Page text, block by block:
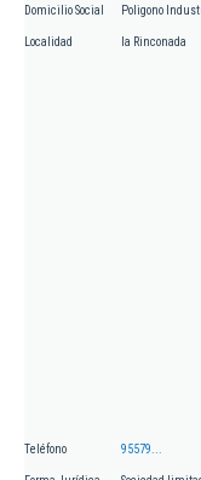
Domicilio Social Poligono
Localidad la Rinconada
Teléfono 95579...